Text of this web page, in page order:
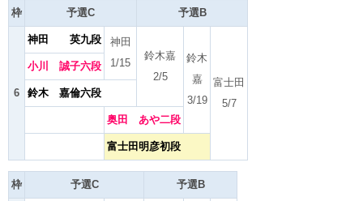
枠 予選C 予選B
6
神田 英九段
神田
1/15
鈴木嘉
2/5
鈴木
嘉
3/19
富士田
5/7
小川 誠子六段
鈴木 嘉倫六段
奥田 あや二段
富士田明彦初段
枠 予選C 予選B